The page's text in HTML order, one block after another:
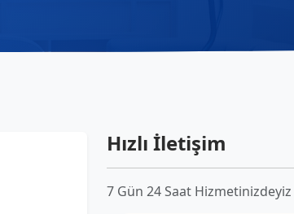
Hızlı İletişim
7 Gün 24 Saat Hizmetinizdeyiz